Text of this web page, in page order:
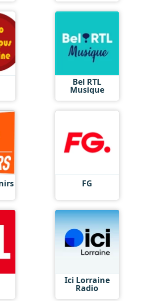
Bel RTL
Musique
FG
Ici Lorraine
Radio